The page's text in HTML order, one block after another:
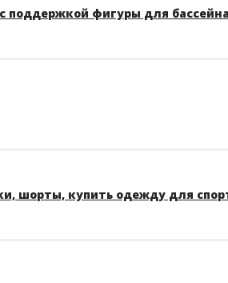
поддержкой фигуры для
шорты, купить одежду для